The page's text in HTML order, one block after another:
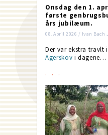
Onsdag den 1.
første
års jubilæum.
08. April 2026 / Ivan Bach
Der var ekstra travlt i
Agerskov i dagene…